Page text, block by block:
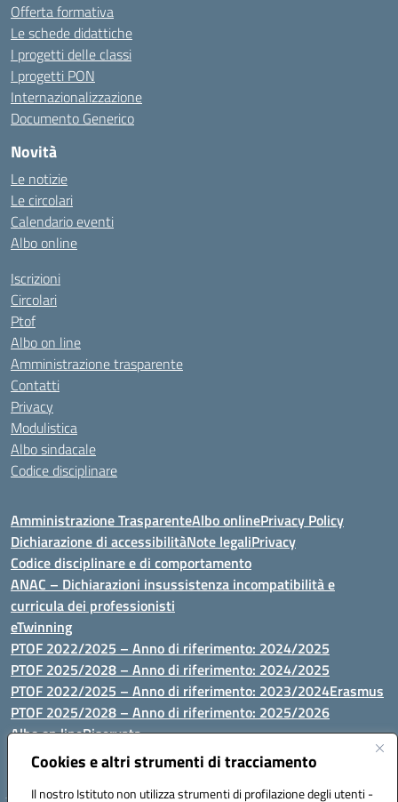
Cookies e altri strumenti di tracciamento
Il nostro Istituto non utilizza strumenti di profilazione degli utenti -
Offerta formativa
Le schede didattiche
I progetti delle classi
I progetti PON
Internazionalizzazione
Documento Generico
Novità
Le notizie
Le circolari
Calendario eventi
Albo online
Iscrizioni
Circolari
Ptof
Albo on line
Amministrazione trasparente
Contatti
Privacy
Modulistica
Albo sindacale
Codice disciplinare
Amministrazione TrasparenteAlbo onlinePrivacy Policy
Dichiarazione di accessibilitàNote legaliPrivacy
Codice disciplinare e di comportamento
ANAC – Dichiarazioni insussistenza incompatibilità e
curricula dei professionisti
eTwinning
PTOF 2022/2025 – Anno di riferimento: 2024/2025
PTOF 2025/2028 – Anno di riferimento: 2024/2025
PTOF 2022/2025 – Anno di riferimento: 2023/2024Erasmus
PTOF 2025/2028 – Anno di riferimento: 2025/2026
Albo on lineRiservata
P.N. Dotazione di attrezzature per le palestre